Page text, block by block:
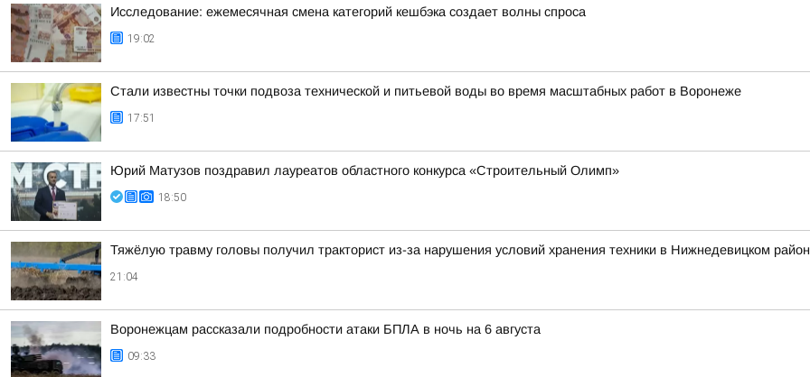
Исследование: ежемесячная смена категорий кешбэка создает волны спроса
19:02
Стали известны точки подвоза технической и питьевой воды во время масштабных работ в Воронеже
17:51
Юрий Матузов поздравил лауреатов областного конкурса «Строительный Олимп»
18:50
Тяжёлую травму головы получил тракторист из-за нарушения условий хранения техники в Нижнедевицком
21:04
Воронежцам рассказали подробности атаки БПЛА в ночь на 6 августа
09:33